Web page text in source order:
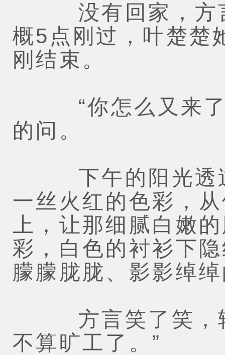
没有回家，方言
概5点刚过，叶楚楚
刚结束。
“你怎么又来了
的问。
下午的阳光透过
一丝火红的色彩，
上，让那细腻白嫩
彩，白色的衬衫下
朦朦胧胧、影影绰
方言笑了笑，轻
不算旷工了。”